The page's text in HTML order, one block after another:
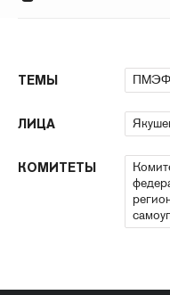
ТЕМЫ ПМЭФ
ЛИЦА
КОМИТЕТЫ